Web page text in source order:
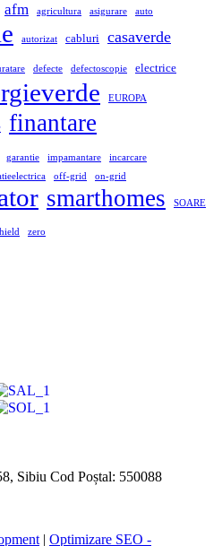
afm agricultura asigurare auto
autorizat cabluri casaverde
defecte defectoscopie electrice
EUROPA
finantare
garantie impamantare
incarcare
off-grid on-grid
smarthomes SOARE
zero
Sibiu Cod Poștal: 550088
| Optimizare SEO -